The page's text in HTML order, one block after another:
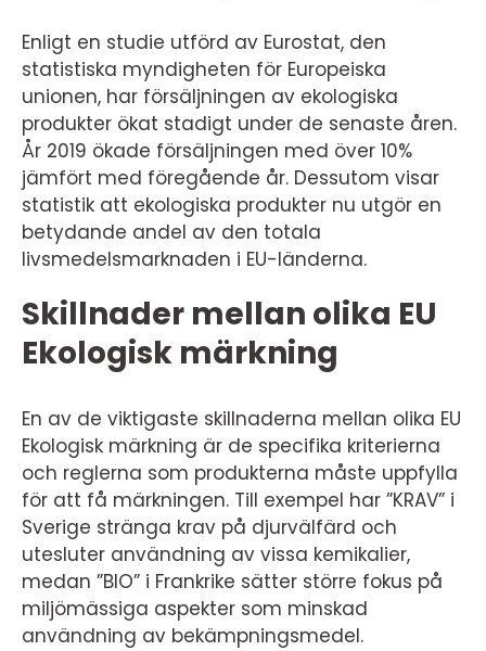
Enligt en studie utförd av Eurostat, den
statistiska myndigheten för Europeiska
unionen, har försäljningen av ekologiska
produkter ökat stadigt under de senaste åren.
År 2019 ökade försäljningen med över 10%
jämfört med föregående år. Dessutom visar
statistik att ekologiska produkter nu utgör en
betydande andel av den totala
livsmedelsmarknaden i EU-länderna.
Skillnader mellan olika EU
Ekologisk märkning
En av de viktigaste skillnaderna mellan olika EU
Ekologisk märkning är de specifika kriterierna
och reglerna som produkterna måste uppfylla
för att få märkningen. Till exempel har ”KRAV” i
Sverige stränga krav på djurvälfärd och
utesluter användning av vissa kemikalier,
medan ”BIO” i Frankrike sätter större fokus på
miljömässiga aspekter som minskad
användning av bekämpningsmedel.